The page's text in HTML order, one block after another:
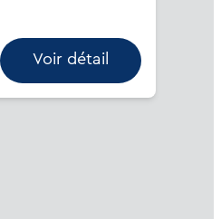
Voir détail